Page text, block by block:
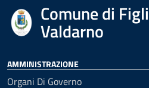
Comune di
Valdarno
AMMINISTRAZIONE
Organi Di Governo